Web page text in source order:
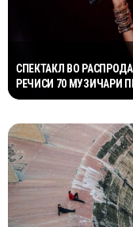
СПЕКТАКЛ ВО
РЕЧИСИ 70 МУЗИЧАРИ